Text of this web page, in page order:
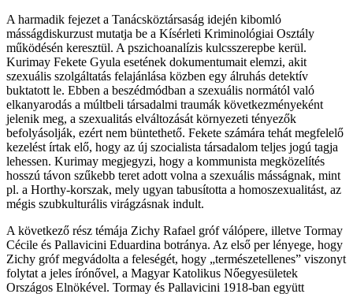
A harmadik fejezet a Tanácsköztársaság idején kibomló
másságdiskurzust mutatja be a Kísérleti Kriminológiai Osztály
működésén keresztül. A pszichoanalízis kulcsszerepbe kerül.
Kurimay Fekete Gyula esetének dokumentumait elemzi, akit
szexuális szolgáltatás felajánlása közben egy álruhás detektív
buktatott le. Ebben a beszédmódban a szexuális normától való
elkanyarodás a múltbeli társadalmi traumák következményeként
jelenik meg, a szexualitás elváltozását környezeti tényezők
befolyásolják, ezért nem büntethető. Fekete számára tehát megfelelő
kezelést írtak elő, hogy az új szocialista társadalom teljes jogú tagja
lehessen. Kurimay megjegyzi, hogy a kommunista megközelítés
hosszú távon szűkebb teret adott volna a szexuális másságnak, mint
pl. a Horthy-korszak, mely ugyan tabusította a homoszexualitást, az
mégis szubkulturális virágzásnak indult.
A következő rész témája Zichy Rafael gróf válópere, illetve Tormay
Cécile és Pallavicini Eduardina botránya. Az első per lényege, hogy
Zichy gróf megvádolta a feleségét, hogy „természetellenes” viszonyt
folytat a jeles írónővel, a Magyar Katolikus Nőegyesületek
Országos Elnökével. Tormay és Pallavicini 1918-ban együtt